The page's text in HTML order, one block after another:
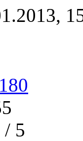
180
/ 5